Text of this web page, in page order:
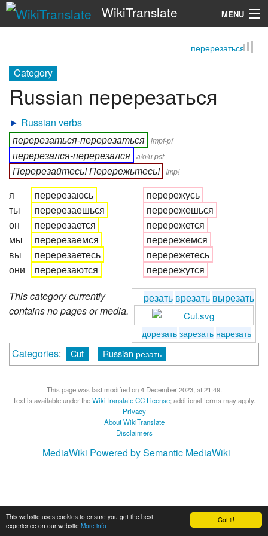
Got it!
This website uses cookies to ensure you get the best
experience on our website More info
WikiTranslate MENU
перерезаться
Category
Russian перерезаться
► Russian verbs
перерезаться-перерезаться impf-pf
перерезался-перерезался а/о/и pst
Перерезайтесь! Перережьтесь! Imp!
я
ты
он
мы
вы
они
перерезаюсь
перерезаешься
перерезается
перерезаемся
перерезаетесь
перерезаются
перережусь
перережешься
перережется
перережемся
перережетесь
перережутся
резать врезать вырезать
дорезатьзарезать нарезать
This category currently
contains no pages or media.
Categories: Cut Russian резать
This page was last modified on 4 December 2023, at 21:49.
Text is available under theWikiTranslate CC License; additional terms may apply.
Privacy
About WikiTranslate
Disclaimers
MediaWiki Powered by Semantic MediaWiki